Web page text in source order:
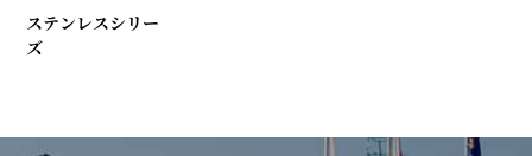
ステンレスシリー
ズ